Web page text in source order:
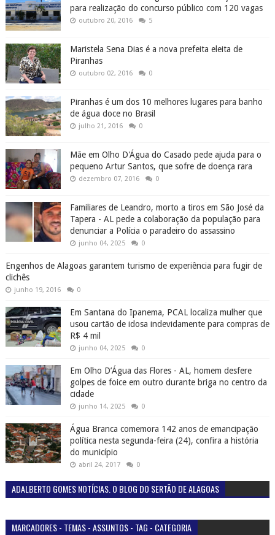
para realização do concurso público com 120 vagas
outubro 20, 2016 5
Maristela Sena Dias é a nova prefeita eleita de
Piranhas
outubro 02, 2016 0
Piranhas é um dos 10 melhores lugares para banho
de água doce no Brasil
julho 21, 2016 0
Mãe em Olho D'Água do Casado pede ajuda para o
pequeno Artur Santos, que sofre de doença rara
dezembro 07, 2016 0
Familiares de Leandro, morto a tiros em São José da
Tapera - AL pede a colaboração da população para
denunciar a Polícia o paradeiro do assassino
junho 04, 2025 0
Engenhos de Alagoas garantem turismo de experiência para fugir de
clichês
junho 19, 2016 0
Em Santana do Ipanema, PCAL localiza mulher que
usou cartão de idosa indevidamente para compras de
R$ 4 mil
junho 04, 2025 0
Em Olho D’Água das Flores - AL, homem desfere
golpes de foice em outro durante briga no centro da
cidade
junho 14, 2025 0
Água Branca comemora 142 anos de emancipação
política nesta segunda-feira (24), confira a história
do município
abril 24, 2017 0
ADALBERTO GOMES NOTÍCIAS. O BLOG DO SERTÃO DE ALAGOAS
MARCADORES - TEMAS - ASSUNTOS - TAG - CATEGORIA